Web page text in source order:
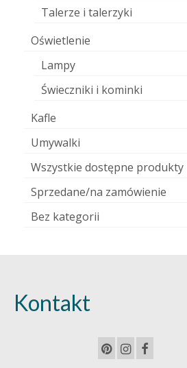
Talerze i talerzyki
Oświetlenie
Lampy
Świeczniki i kominki
Kafle
Umywalki
Wszystkie dostępne produkty
Sprzedane/na zamówienie
Bez kategorii
Kontakt